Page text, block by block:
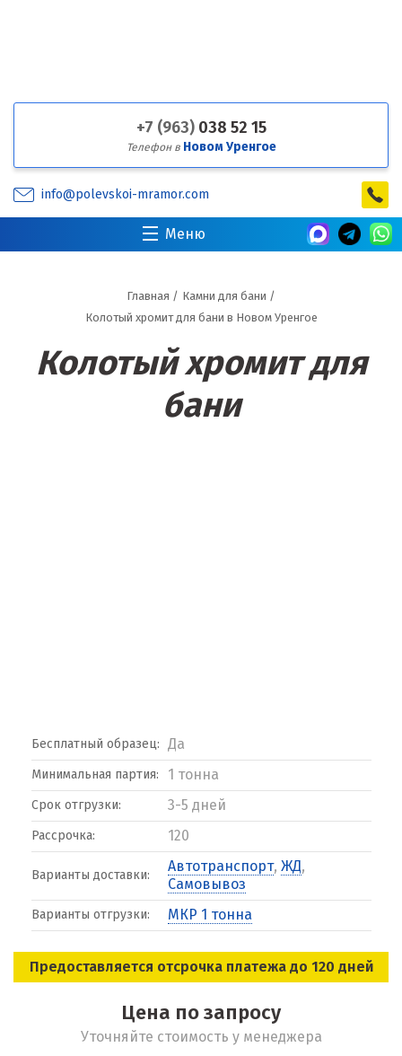
+7 (963) 038 52 15
Телефон в Новом Уренгое
info@polevskoi-mramor.com
Меню
Главная / Камни для бани /
Колотый хромит для бани в Новом Уренгое
Колотый хромит для
бани
Бесплатный образец: Да
Минимальная партия: 1 тонна
Срок отгрузки: 3-5 дней
Рассрочка: 120
Варианты доставки:
Автотранспорт, ЖД,
Самовывоз
Варианты отгрузки: МКР 1 тонна
Предоставляется отсрочка платежа до 120 дней
Цена по запросу
Уточняйте стоимость у менеджера